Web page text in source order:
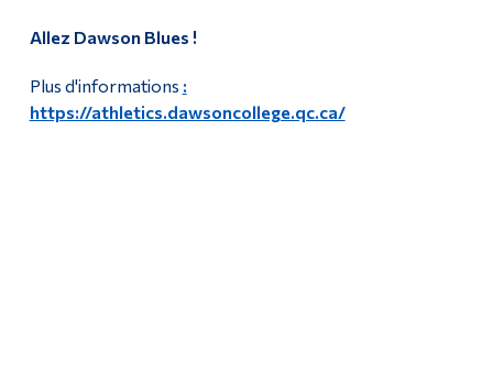
Allez Dawson Blues !
Plus d'informations :
https://athletics.dawsoncollege.qc.ca/